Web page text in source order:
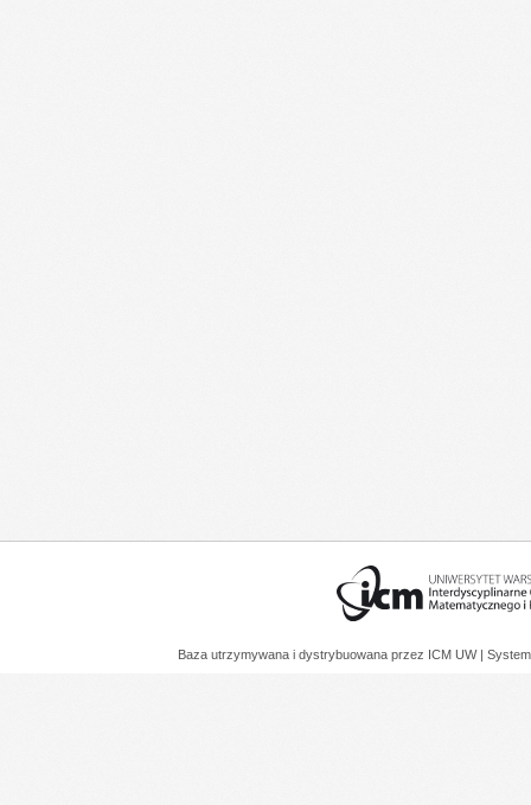
Baza utrzymywana i dystrybuowana przez ICM UW |